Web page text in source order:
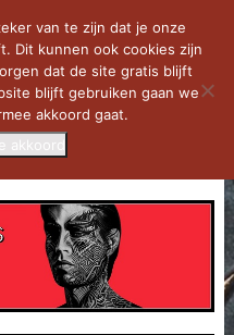
van te zijn dat je onze
Dit kunnen ook cookies zijn
dat de site gratis blijft
blijft gebruiken gaan we
akkoord gaat.
akkoord